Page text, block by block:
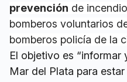
prevención de
bomberos voluntarios
bomberos policía de la
El objetivo es
Mar del Plata para